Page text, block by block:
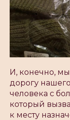
И, конечно,
дорогу нашего
человека с
который
к месту